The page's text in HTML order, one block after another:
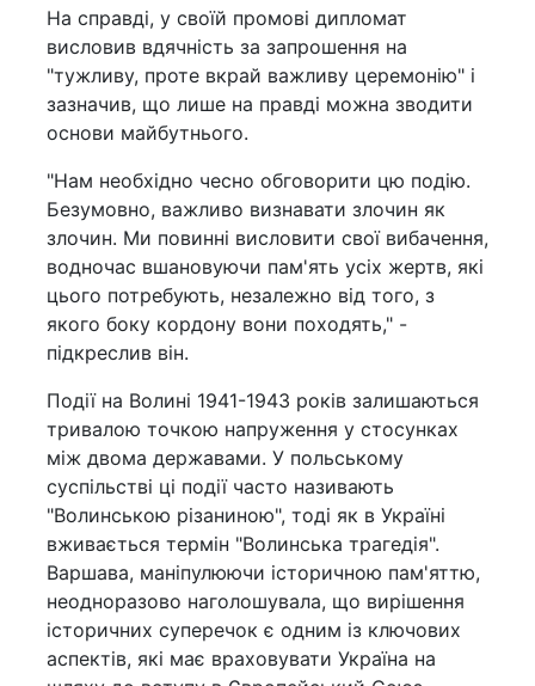
На справді, у своїй промові дипломат
висловив вдячність за запрошення на
"тужливу, проте вкрай важливу церемонію" і
зазначив, що лише на правді можна зводити
основи майбутнього.
"Нам необхідно чесно обговорити цю подію.
Безумовно, важливо визнавати злочин як
злочин. Ми повинні висловити свої вибачення,
водночас вшановуючи пам'ять усіх жертв, які
цього потребують, незалежно від того, з
якого боку кордону вони походять," -
підкреслив він.
Події на Волині 1941-1943 років залишаються
тривалою точкою напруження у стосунках
між двома державами. У польському
суспільстві ці події часто називають
"Волинською різаниною", тоді як в Україні
вживається термін "Волинська трагедія".
Варшава, маніпулюючи історичною пам'яттю,
неодноразово наголошувала, що вирішення
історичних суперечок є одним із ключових
аспектів, які має враховувати Україна на